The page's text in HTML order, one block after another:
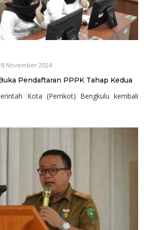
November 2024
Pendaftaran PPPK Tahap Kedua
Kota (Pemkot) Bengkulu kembali